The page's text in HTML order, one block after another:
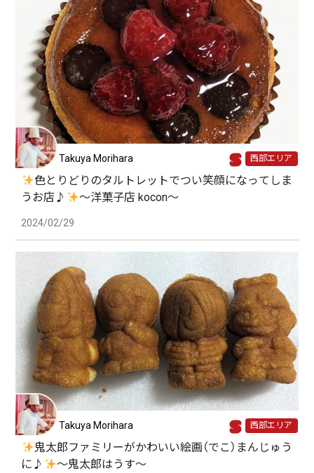
Takuya Morihara 西部エリア
色とりどりのタルトレットでつい笑顔になってしま
うお店♪
〜洋菓子店 kocon〜
2024/02/29
Takuya Morihara 西部エリア
鬼太郎ファミリーがかわいい絵画（でこ）まんじゅう
に♪
〜鬼太郎はうす〜